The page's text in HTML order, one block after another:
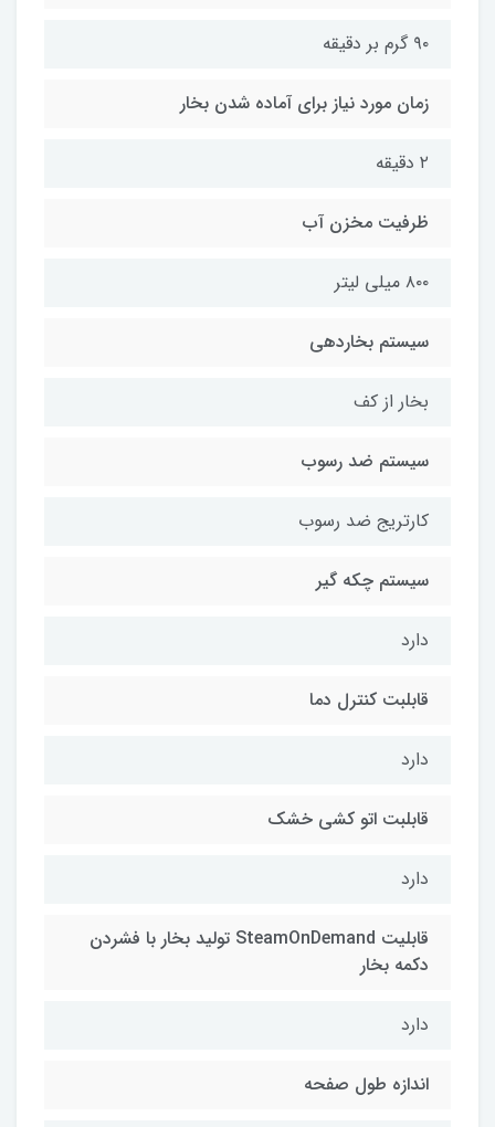
۹۰ گرم بر دقیقه
زمان مورد نیاز برای آماده شدن بخار
۲ دقیقه
ظرفیت مخزن آب
۸۰۰ میلی لیتر
سیستم بخاردهی
بخار از کف
سیستم ضد رسوب
کارتریج ضد رسوب
سیستم چکه گیر
دارد
قابلبت کنترل دما
دارد
قابلبت اتو کشی خشک
دارد
قابلیت SteamOnDemand تولید بخار با فشردن
دکمه بخار
دارد
اندازه طول صفحه